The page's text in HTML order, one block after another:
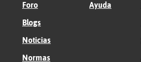
Foro
Blogs
Noticias
Normas
Ayuda